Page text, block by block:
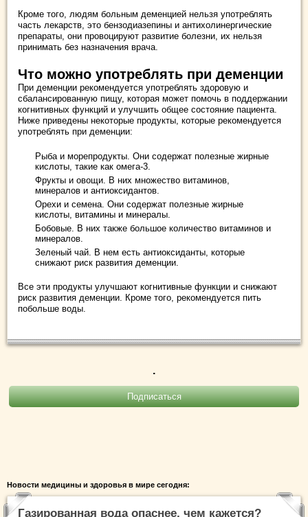
Кроме того, людям больным деменцией нельзя употреблять
часть лекарств, это бензодиазепины и антихолинергические
препараты, они провоцируют развитие болезни, их нельзя
принимать без назначения врача.
Что можно употреблять при деменции
При деменции рекомендуется употреблять здоровую и
сбалансированную пищу, которая может помочь в поддержании
когнитивных функций и улучшить общее состояние пациента.
Ниже приведены некоторые продукты, которые рекомендуется
употреблять при деменции:
Рыба и морепродукты. Они содержат полезные жирные
кислоты, такие как омега-3.
Фрукты и овощи. В них множество витаминов,
минералов и антиоксидантов.
Орехи и семена. Они содержат полезные жирные
кислоты, витамины и минералы.
Бобовые. В них также большое количество витаминов и
минералов.
Зеленый чай. В нем есть антиоксиданты, которые
снижают риск развития деменции.
Все эти продукты улучшают когнитивные функции и снижают
риск развития деменции. Кроме того, рекомендуется пить
побольше воды.
.
Новости медицины и здоровья в мире сегодня:
Газированная вода опаснее, чем кажется?